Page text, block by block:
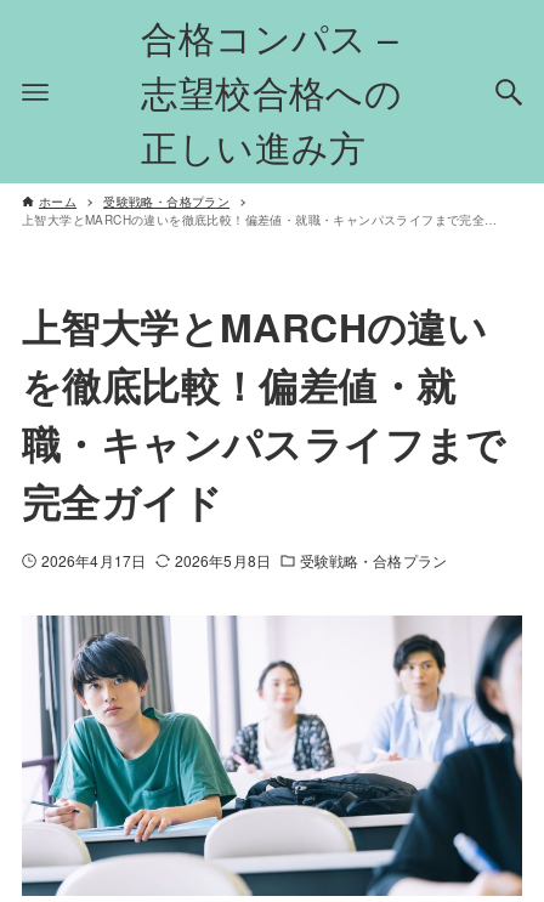
合格コンパス –
志望校合格への
正しい進み方
ホーム
受験戦略・合格プラン
上智大学とMARCHの違いを徹底比較！偏差値・就職・キャンパスライフまで完全ガイド
上智大学とMARCHの違い
を徹底比較！偏差値・就
職・キャンパスライフまで
完全ガイド
2026年4月17日 2026年5月8日 受験戦略・合格プラン